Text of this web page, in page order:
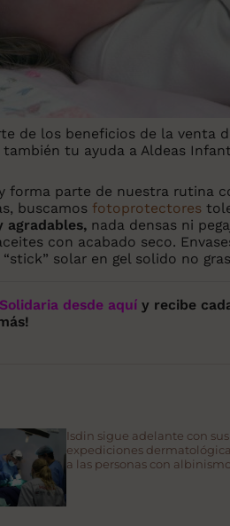
de los beneficios de la venta
tu ayuda a Aldeas
forma parte de nuestra rutina
buscamos fotoprotectores
agradables, nada densas ni
con acabado seco.
solar en gel solido no
desde aquí y recibe
Isdin sigue adelante con sus
expediciones
a las personas con